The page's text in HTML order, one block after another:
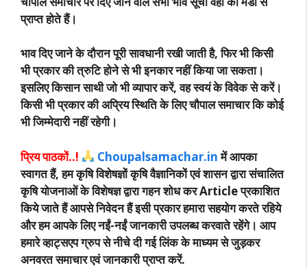
प्राप्त होते हैं।
भाव दिए जाने के दौरान पूरी सावधानी रखी जाती है, फिर भी किसी
भी प्रकार की त्रुटि होने से भी इनकार नहीं किया जा सकता।
इसलिए किसान साथी जो भी व्यापार करें, वह स्वयं के विवेक से करें।
किसी भी प्रकार की अप्रिय स्थिति के लिए चौपाल समाचार कि कोई
भी जिम्मेदारी नहीं रहेगी।
प्रिय पाठकों..! Choupalsamachar.inमें आपका
स्वागत हैं, हम कृषि विशेषज्ञों कृषि वैज्ञानिकों एवं शासन द्वारा संचालित
कृषि योजनाओं के विशेषज्ञ द्वारा गहन शोध कर Article प्रकाशित
किये जाते हैं आपसे निवेदन हैं इसी प्रकार हमारा सहयोग करते रहिये
और हम आपके लिए नईं-नईं जानकारी उपलब्ध करवाते रहेंगे। आप
हमारे व्हाट्सएप ग्रुप से नीचे दी गई लिंक के माध्यम से जुड़कर
अनवरत समाचार एवं जानकारी प्राप्त करें.